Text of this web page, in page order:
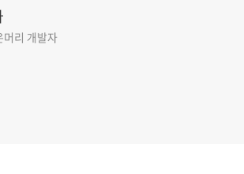
머리 개발자